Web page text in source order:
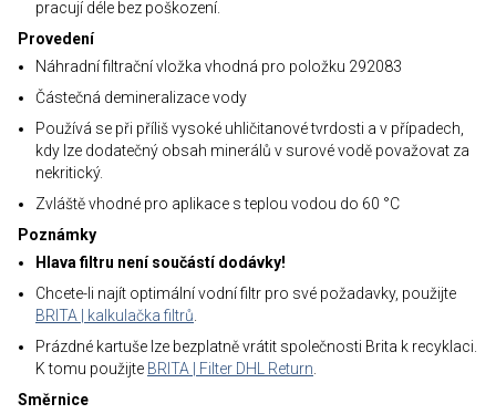
pracují déle bez poškození.
Provedení
Náhradní filtrační vložka vhodná pro položku 292083
Částečná demineralizace vody
Používá se při příliš vysoké uhličitanové tvrdosti a v případech,
kdy lze dodatečný obsah minerálů v surové vodě považovat za
nekritický.
Zvláště vhodné pro aplikace s teplou vodou do 60 °C
Poznámky
Hlava filtru není součástí dodávky!
Chcete-li najít optimální vodní filtr pro své požadavky, použijte
BRITA | kalkulačka filtrů
Prázdné kartuše lze bezplatně vrátit společnosti Brita k recyklaci.
K tomu použijte BRITA | Filter DHL Return
Směrnice